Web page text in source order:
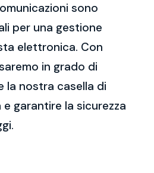
sono
per una gestione
elettronica. Con
in grado di
la nostra casella di
garantire la sicurezza